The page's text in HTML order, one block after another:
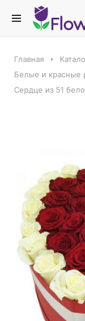
Главная
Белые и красные
Сердце из 51